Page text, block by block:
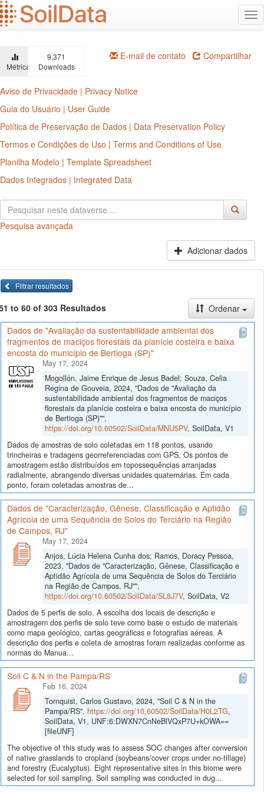
Ir
para
o
principal
Métricas
9,371
Downloads
E-mail de contato Compartilhar
Aviso de Privacidade | Privacy Notice
Guia do Usuário | User Guide
Política de Preservação de Dados | Data Preservation Policy
Termos e Condições de Uso | Terms and Conditions of Use
Planilha Modelo | Template Spreadsheet
Dados Integrados | Integrated Data
Pesquisa avançada
Adicionar dados
Filtrar resultados
to 60 of 303 Resultados
Ordenar
Dados de "Avaliação da sustentabilidade ambiental dos
fragmentos de maciços florestais da planície costeira e baixa
encosta do município de Bertioga (SP)"
May 17, 2024
Mogollón, Jaime Enrique de Jesus Badel; Souza, Celia
Regina de Gouveia, 2024, "Dados de "Avaliação da
sustentabilidade ambiental dos fragmentos de maciços
florestais da planície costeira e baixa encosta do município
de Bertioga (SP)"",
https://doi.org/10.60502/SoilData/MNU5PV, SoilData, V1
Dados de amostras de solo coletadas em 118 pontos, usando
trincheiras e tradagens georreferenciadas com GPS. Os pontos de
amostragem estão distribuídos em topossequências arranjadas
radialmente, abrangendo diversas unidades quaternárias. Em cada
ponto, foram coletadas amostras de...
Dados de "Caracterização, Gênese, Classificação e Aptidão
Agrícola de uma Sequência de Solos do Terciário na Região
de Campos, RJ"
May 17, 2024
Anjos, Lúcia Helena Cunha dos; Ramos, Doracy Pessoa,
2023, "Dados de "Caracterização, Gênese, Classificação e
Aptidão Agrícola de uma Sequência de Solos do Terciário
na Região de Campos, RJ"",
https://doi.org/10.60502/SoilData/SL8J7V, SoilData, V2
Dados de 5 perfis de solo. A escolha dos locais de descrição e
amostragem dos perfis de solo teve como base o estudo de materiais
como mapa geológico, cartas geográficas e fotografias aéreas. A
descrição dos perfis e coleta de amostras foram realizadas conforme as
normas do Manua...
Soil C & N in the Pampa/RS
Feb 16, 2024
Tornquist, Carlos Gustavo, 2024, "Soil C & N in the
Pampa/RS", https://doi.org/10.60502/SoilData/H0L2TG,
SoilData, V1, UNF:6:DWXN7CnNeBlVQxP7U+kOWA==
[fileUNF]
The objective of this study was to assess SOC changes after conversion
of native grasslands to cropland (soybeans/cover crops under no-tillage)
and forestry (Eucalyptus). Eight representative sites in this biome were
selected for soil sampling. Soil sampling was conducted in dug...